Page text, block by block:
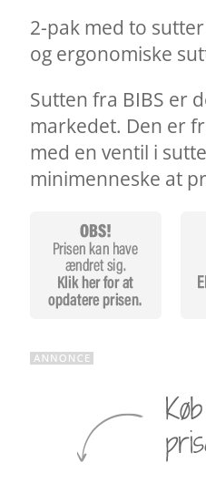
2-pak med to
og ergonomiske
Sutten fra BIBS er
markedet. Den er
med en ventil i
minimenneske at